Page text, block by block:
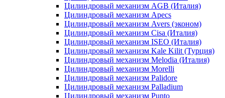
Цилиндровый механизм AGB (Италия)
Цилиндровый механизм Apecs
Цилиндровый механизм Avers (эконом)
Цилиндровый механизм Cisa (Италия)
Цилиндровый механизм ISEO (Италия)
Цилиндровый механизм Kale Kilit (Турция)
Цилиндровый механизм Melodia (Италия)
Цилиндровый механизм Morelli
Цилиндровый механизм Palidore
Цилиндровый механизм Palladium
Цилиндровый механизм Punto